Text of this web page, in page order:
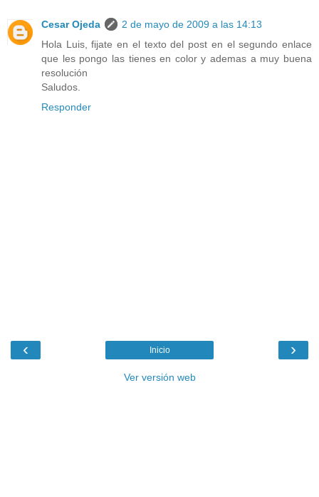
Cesar Ojeda
2 de mayo de 2009 a las 14:13
Hola Luis, fijate en el texto del post en el segundo enlace
que les pongo las tienes en color y ademas a muy buena
resolución
Saludos.
Responder
‹ ›
Inicio
Ver versión web